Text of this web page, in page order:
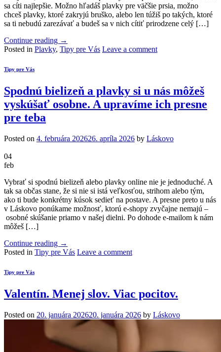
sa cíti najlepšie. Možno hľadáš plavky pre väčšie prsia, možno
chceš plavky, ktoré zakryjú bruško, alebo len túžiš po takých, ktoré
sa ti nebudú zarezávať a budeš sa v nich cítiť prirodzene celý […]
Continue reading →
Posted in Plavky, Tipy pre Vás Leave a comment
Tipy pre Vás
Spodnú bielizeň a plavky si u nás môžeš
vyskúšať osobne. A upravíme ich presne
pre teba
Posted on 4. februára 202626. apríla 2026 by Láskovo
04
feb
Vybrať si spodnú bielizeň alebo plavky online nie je jednoduché. A
tak sa občas stane, že si nie si istá veľkosťou, strihom alebo tým,
ako ti bude konkrétny kúsok sedieť na postave. A presne preto u nás
v Láskovo ponúkame možnosť, ktorú e-shopy zvyčajne nemajú –
osobné skúšanie priamo v našej dielni. Po dohode e-mailom k nám
môžeš […]
Continue reading →
Posted in Tipy pre Vás Leave a comment
Tipy pre Vás
Valentín. Menej slov. Viac pocitov.
Posted on 20. januára 202620. januára 2026 by Láskovo